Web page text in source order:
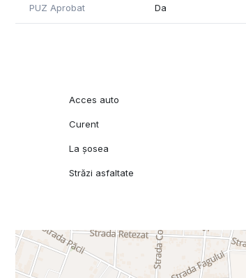
PUZ Aprobat Da
Acces auto
Curent
La șosea
Străzi asfaltate